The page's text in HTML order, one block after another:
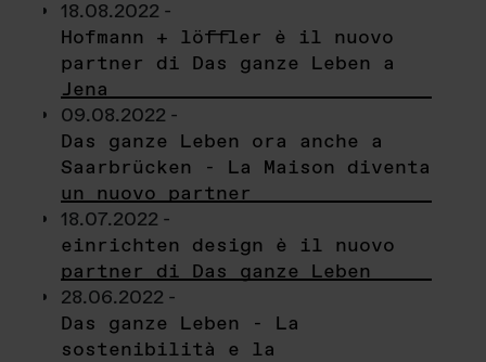
18.08.2022 -
Hofmann + löffler è il nuovo
partner di Das ganze Leben a
Jena
09.08.2022 -
Das ganze Leben ora anche a
Saarbrücken - La Maison diventa
un nuovo partner
18.07.2022 -
einrichten design è il nuovo
partner di Das ganze Leben
28.06.2022 -
Das ganze Leben - La
sostenibilità e la